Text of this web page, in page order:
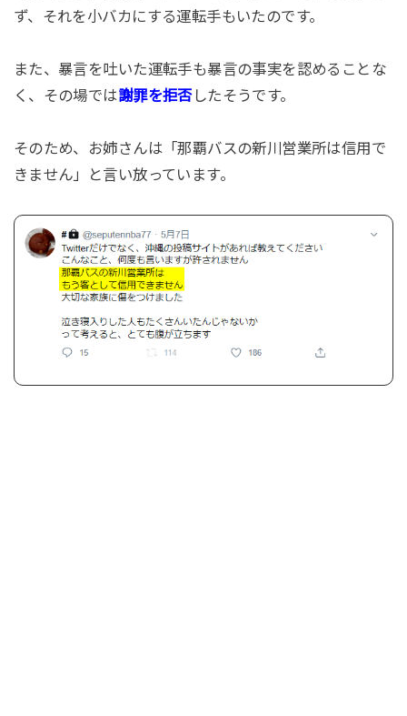
ず、それを小バカにする運転手もいたのです。
また、暴言を吐いた運転手も暴言の事実を認めることな
く、その場では謝罪を拒否したそうです。
そのため、お姉さんは「那覇バスの新川営業所は信用で
きません」と言い放っています。